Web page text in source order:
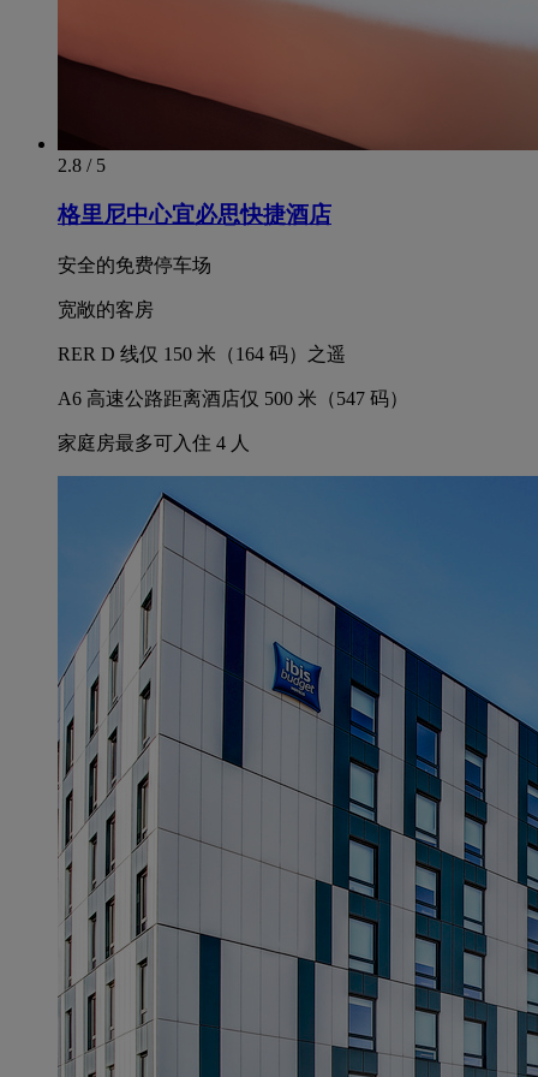
2.8 / 5
格里尼中心宜必思快捷酒店
安全的免费停车场
宽敞的客房
RER D 线仅 150 米（164 码）之遥
A6 高速公路距离酒店仅 500 米（547 码）
家庭房最多可入住 4 人